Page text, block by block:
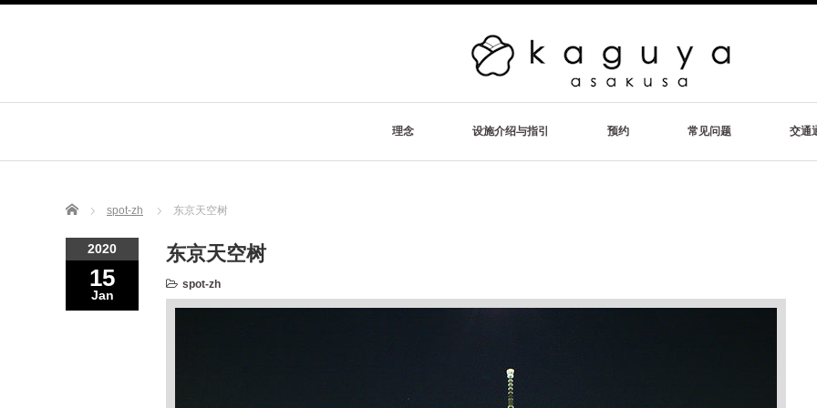
理念 设施介绍与指引 预约 常见问题 交通
Home spot-zh 东京天空树
2020
15
Jan
东京天空树
spot-zh